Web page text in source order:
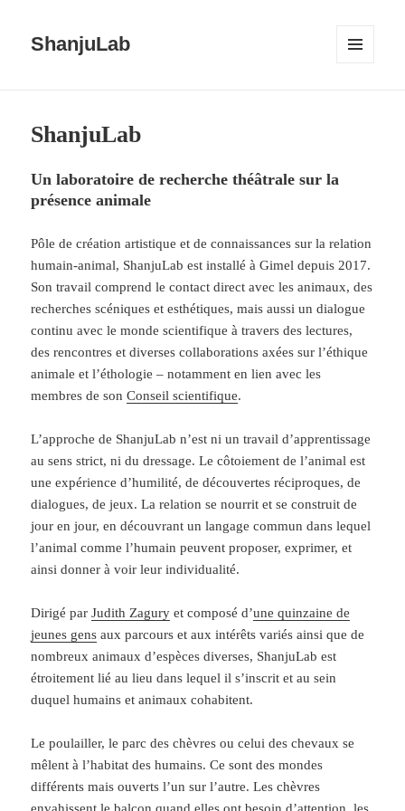
ShanjuLab
ShanjuLab
Un laboratoire de recherche théâtrale sur la
présence animale
Pôle de création artistique et de connaissances sur la relation
humain-animal, ShanjuLab est installé à Gimel depuis 2017.
Son travail comprend le contact direct avec les animaux, des
recherches scéniques et esthétiques, mais aussi un dialogue
continu avec le monde scientifique à travers des lectures,
des rencontres et diverses collaborations axées sur l’éthique
animale et l’éthologie – notamment en lien avec les
membres de sonConseil scientifique.
L’approche de ShanjuLab n’est ni un travail d’apprentissage
au sens strict, ni du dressage. Le côtoiement de l’animal est
une expérience d’humilité, de découvertes réciproques, de
dialogues, de jeux. La relation se nourrit et se construit de
jour en jour, en découvrant un langage commun dans lequel
l’animal comme l’humain peuvent proposer, exprimer, et
ainsi donner à voir leur individualité.
Dirigé parJudith Zagury et composé d’une quinzaine de
jeunes gens aux parcours et aux intérêts variés ainsi que de
nombreux animaux d’espèces diverses, ShanjuLab est
étroitement lié au lieu dans lequel il s’inscrit et au sein
duquel humains et animaux cohabitent.
Le poulailler, le parc des chèvres ou celui des chevaux se
mêlent à l’habitat des humains. Ce sont des mondes
différents mais ouverts l’un sur l’autre. Les chèvres